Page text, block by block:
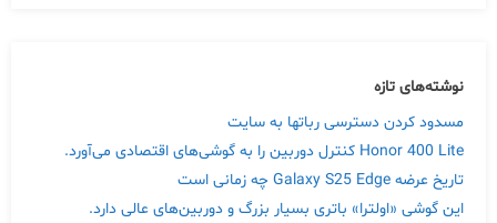
نوشته‌های تازه
مسدود کردن دسترسی رباتها به سایت
Honor 400 Lite کنترل دوربین را به گوشی‌های اقتصادی می‌آورد.
تاریخ عرضه Galaxy S25 Edge چه زمانی است
این گوشی «اولترا» باتری بسیار بزرگ و دوربین‌های عالی دارد.